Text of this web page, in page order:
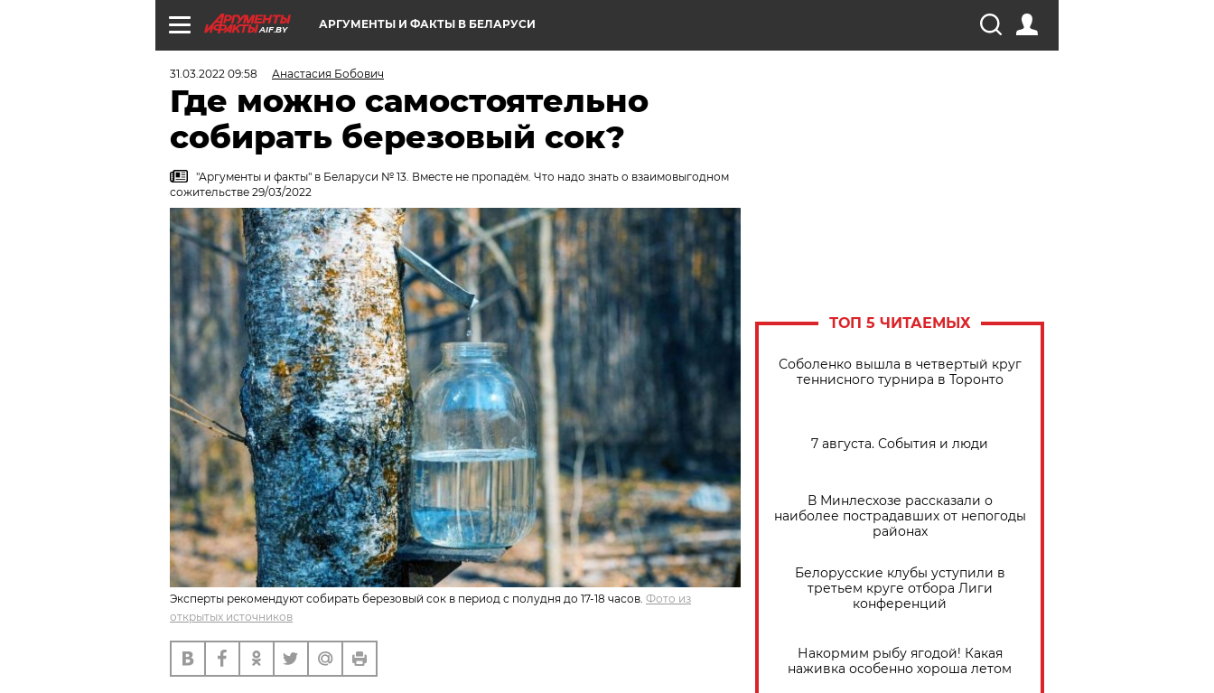
AIF.BY АРГУМЕНТЫ И ФАКТЫ В БЕЛАРУСИ
31.03.2022 09:58 Анастасия Бобович
Где можно самостоятельно
собирать березовый сок?
"Аргументы и факты" в Беларуси № 13. Вместе не пропадём. Что надо знать о взаимовыгодном
сожительстве 29/03/2022
Эксперты рекомендуют собирать березовый сок в период с полудня до 17-18 часов. Фото из
открытых источников
ТОП 5 ЧИТАЕМЫХ
Соболенко вышла в четвертый круг
теннисного турнира в Торонто
7 августа. События и люди
В Минлесхозе рассказали о
наиболее пострадавших от непогоды
районах
Белорусские клубы уступили в
третьем круге отбора Лиги
конференций
Накормим рыбу ягодой! Какая
наживка особенно хороша летом